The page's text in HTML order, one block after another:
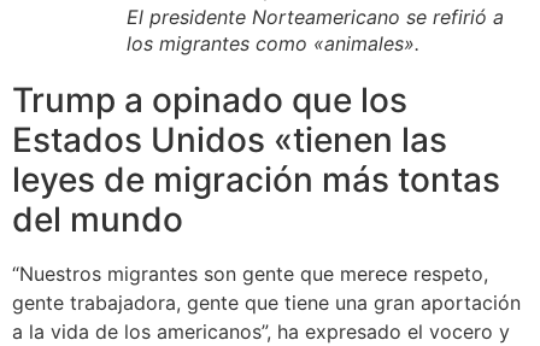
El presidente Norteamericano se refirió a
los migrantes como «animales».
Trump a opinado que los
Estados Unidos «tienen las
leyes de migración más tontas
del mundo
“Nuestros migrantes son gente que merece respeto,
gente trabajadora, gente que tiene una gran aportación
a la vida de los americanos”, ha expresado el vocero y